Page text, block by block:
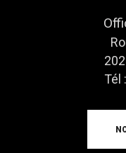
Tél